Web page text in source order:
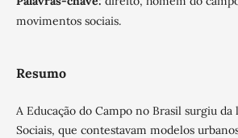
movimentos sociais.
Resumo
A Educação do Campo no Brasil surgiu
Sociais, que contestavam modelos